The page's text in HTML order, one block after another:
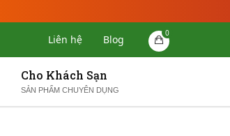
0
Blog
Liên hệ
Cho Khách Sạn
SẢN PHẨM CHUYÊN DỤNG